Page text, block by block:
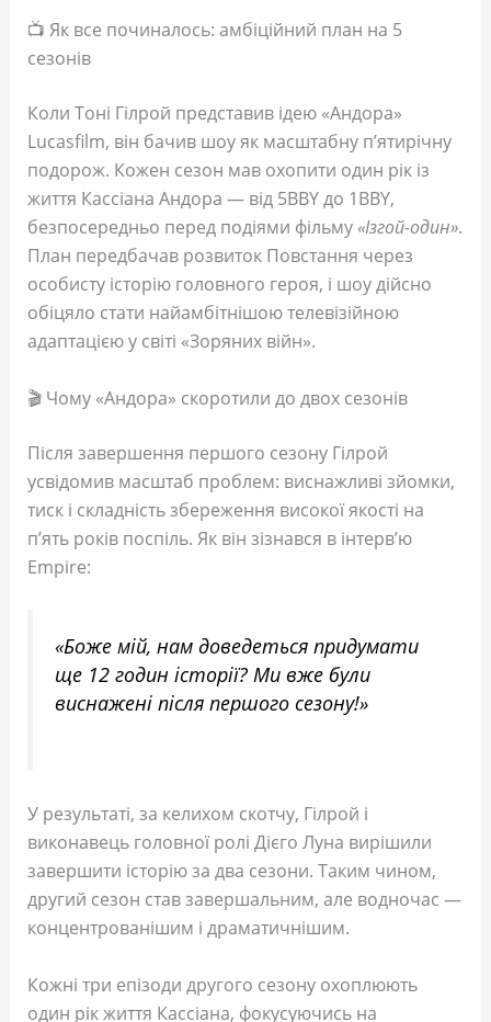
📺 Як все починалось: амбіційний план на 5
сезонів
Коли Тоні Гілрой представив ідею «Андора»
Lucasfilm, він бачив шоу як масштабну п’ятирічну
подорож. Кожен сезон мав охопити один рік із
життя Кассіана Андора — від 5BBY до 1BBY,
безпосередньо перед подіями фільму «Ізгой-один».
План передбачав розвиток Повстання через
особисту історію головного героя, і шоу дійсно
обіцяло стати найамбітнішою телевізійною
адаптацією у світі «Зоряних війн».
🎬 Чому «Андора» скоротили до двох сезонів
Після завершення першого сезону Гілрой
усвідомив масштаб проблем: виснажливі зйомки,
тиск і складність збереження високої якості на
п’ять років поспіль. Як він зізнався в інтерв’ю
Empire:
«Боже мій, нам доведеться придумати
ще 12 годин історії? Ми вже були
виснажені після першого сезону!»
У результаті, за келихом скотчу, Гілрой і
виконавець головної ролі Дієго Луна вирішили
завершити історію за два сезони. Таким чином,
другий сезон став завершальним, але водночас —
концентрованішим і драматичнішим.
Кожні три епізоди другого сезону охоплюють
один рік життя Кассіана, фокусуючись на